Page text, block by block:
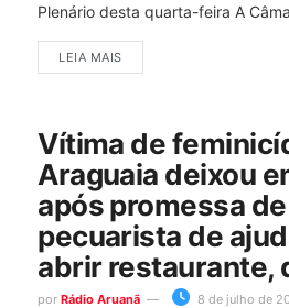
Plenário desta quarta-feira A
LEIA MAIS
Vítima de
Araguaia deixou
após promessa de
pecuarista de
abrir restaurante,
por Rádio Aruanã 8 de julho de